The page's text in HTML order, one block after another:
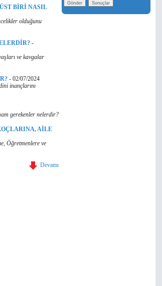
BİRİ NASIL
olduğunu
-
ve kavgalar
- 02/07/2024
inançlarını
gerekenler nelerdir?
AİLE
Öğretmenlere ve
Devamı